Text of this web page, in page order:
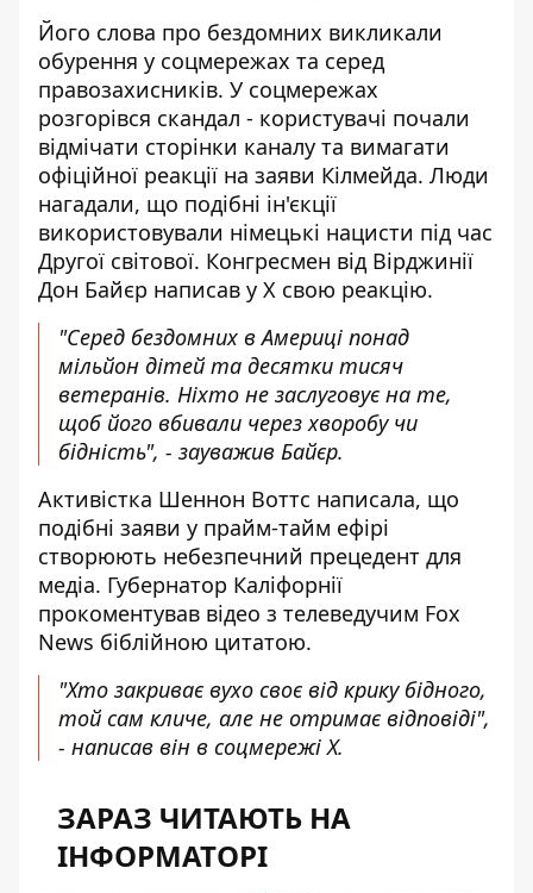
Його слова про бездомних викликали
обурення у соцмережах та серед
правозахисників. У соцмережах
розгорівся скандал - користувачі почали
відмічати сторінки каналу та вимагати
офіційної реакції на заяви Кілмейда. Люди
нагадали, що подібні ін'єкції
використовували німецькі нацисти під час
Другої світової. Конгресмен від Вірджинії
Дон Байєр написав у X свою реакцію.
"Серед бездомних в Америці понад
мільйон дітей та десятки тисяч
ветеранів. Ніхто не заслуговує на те,
щоб його вбивали через хворобу чи
бідність", - зауважив Байєр.
Активістка Шеннон Воттс написала, що
подібні заяви у прайм-тайм ефірі
створюють небезпечний прецедент для
медіа. Губернатор Каліфорнії
прокоментував відео з телеведучим Fox
News біблійною цитатою.
"Хто закриває вухо своє від крику бідного,
той сам кличе, але не отримає відповіді",
- написав він в соцмережі Х.
ЗАРАЗ ЧИТАЮТЬ НА
ІНФОРМАТОРІ